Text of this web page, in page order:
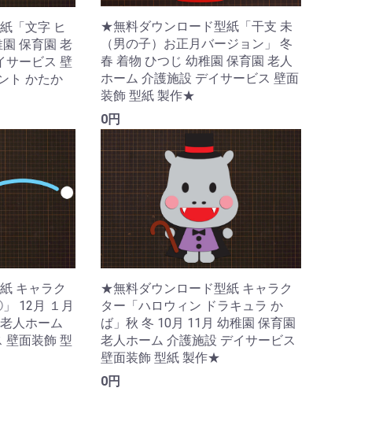
「文字 ヒ
園 保育園 老
サービス 壁
ト かたか
★無料ダウンロード型紙「干支 未
（男の子）お正月バージョン」 冬
春 着物 ひつじ 幼稚園 保育園 老人
ホーム 介護施設 デイサービス 壁面
装飾 型紙 製作★
0円
キャラク
12月 １月
人ホーム
壁面装飾 型
★無料ダウンロード型紙 キャラク
ター「ハロウィン ドラキュラ か
ば」秋 冬 10月 11月 幼稚園 保育園
老人ホーム 介護施設 デイサービス
壁面装飾 型紙 製作★
0円